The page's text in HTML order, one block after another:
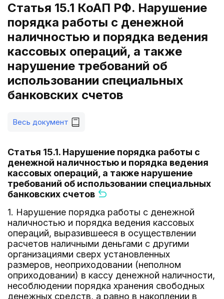
Статья 15.1 КоАП РФ. Нарушение
порядка работы с денежной
наличностью и порядка ведения
кассовых операций, а также
нарушение требований об
использовании специальных
банковских счетов
Весь документ
Статья 15.1. Нарушение порядка работы с
денежной наличностью и порядка ведения
кассовых операций, а также нарушение
требований об использовании специальных
банковских счетов
1. Нарушение порядка работы с денежной
наличностью и порядка ведения кассовых
операций, выразившееся в осуществлении
расчетов наличными деньгами с другими
организациями сверх установленных
размеров, неоприходовании (неполном
оприходовании) в кассу денежной наличности,
несоблюдении порядка хранения свободных
денежных средств, а равно в накоплении в